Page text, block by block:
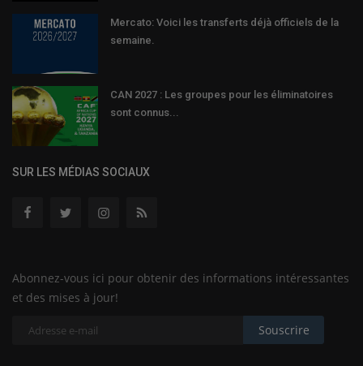
Mercato: Voici les transferts déjà officiels de la
semaine.
CAN 2027 : Les groupes pour les éliminatoires
sont connus...
SUR LES MÉDIAS SOCIAUX
Abonnez-vous ici pour obtenir des informations intéressantes
et des mises à jour!
Souscrire